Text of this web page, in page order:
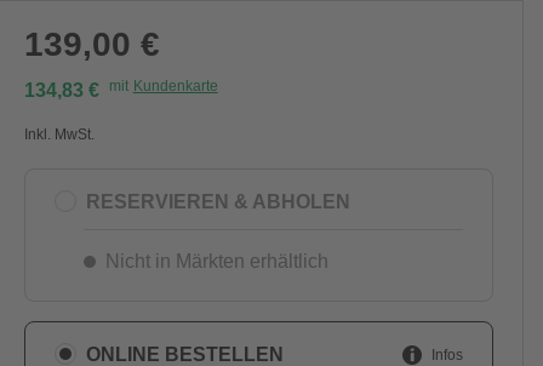
139,00 €
134,83 € mit Kundenkarte
Inkl. MwSt.
RESERVIEREN & ABHOLEN
Nicht in Märkten erhältlich
ONLINE BESTELLEN Infos